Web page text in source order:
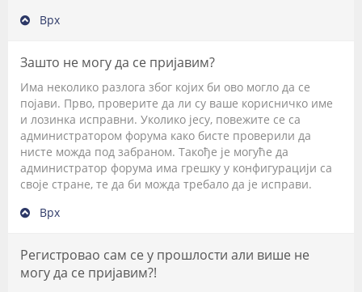
Врх
Зашто не могу да се пријавим?
Има неколико разлога због којих би ово могло да се
појави. Прво, проверите да ли су ваше корисничко име
и лозинка исправни. Уколико јесу, повежите се са
администратором форума како бисте проверили да
нисте можда под забраном. Такође је могуће да
администратор форума има грешку у конфигурацији са
своје стране, те да би можда требало да је исправи.
Врх
Регистровао сам се у прошлости али више не
могу да се пријавим?!